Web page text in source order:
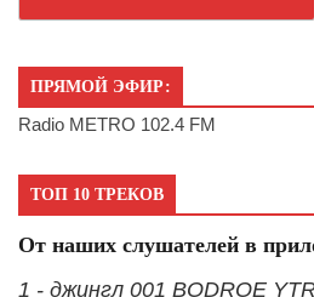
ПРЯМОЙ ЭФИР:
Radio METRO 102.4 FM
ТОП 10 ТРЕКОВ
От наших слушателей в
1 - джингл 001 BODROE